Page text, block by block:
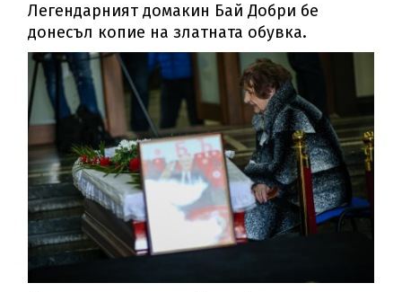
Легендарният домакин Бай Добри бе
донесъл копие на златната обувка.